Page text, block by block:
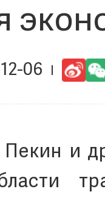
06
и